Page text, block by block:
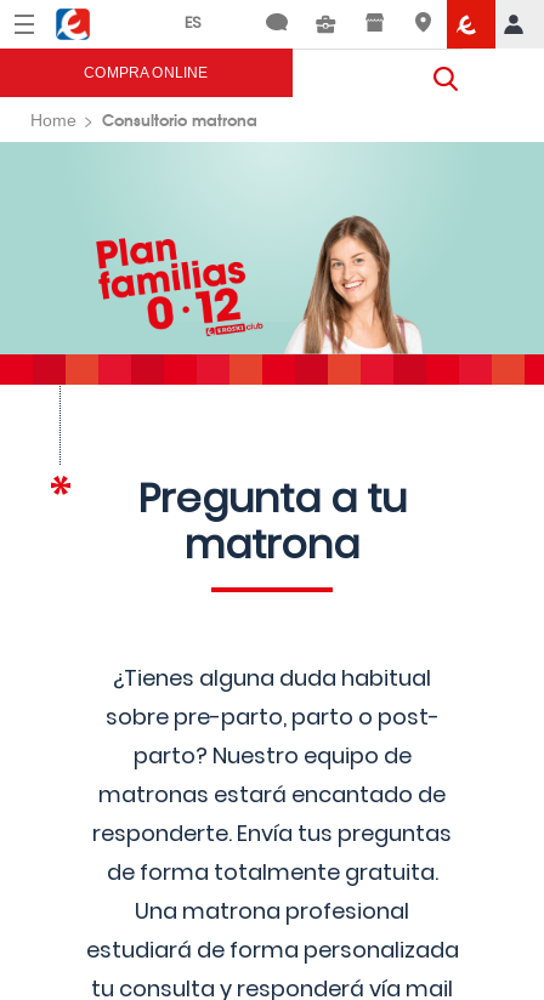
Menú Eroski
COMPRA ONLINE
Home Consultorio matrona
Pregunta a tu
matrona
¿Tienes alguna duda habitual
sobre pre-parto, parto o post-
parto? Nuestro equipo de
matronas estará encantado de
responderte. Envía tus preguntas
de forma totalmente gratuita.
Una matrona profesional
estudiará de forma personalizada
tu consulta y responderá vía mail